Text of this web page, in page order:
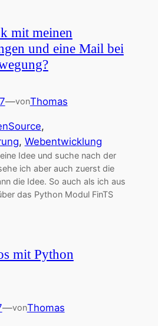
mit meinen
und eine Mail bei
—vonThomas
, Webentwicklung
Idee und suche nach der
ich aber auch zuerst die
die Idee. So auch als ich aus
das Python Modul FinTS
mit Python
—vonThomas